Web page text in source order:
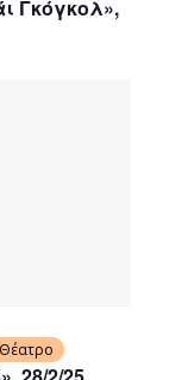
Γκόγκολ»,